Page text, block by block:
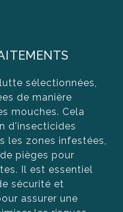
sélectionnées,
de manière
mouches. Cela
d'insecticides
les zones infestées,
pièges pour
Il est essentiel
sécurité et
assurer une